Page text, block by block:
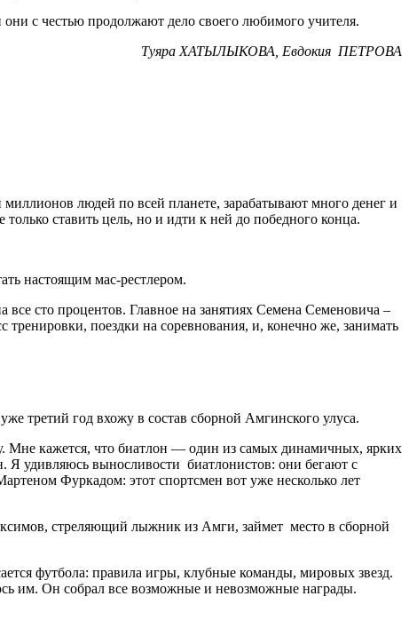
с честью продолжают дело своего любимого учителя.
Туяра ХАТЫЛЫКОВА, Евдокия ПЕТРОВА
людей по всей планете, зарабатывают много денег и
ставить цель, но и идти к ней до победного конца.
настоящим мас-рестлером.
сто процентов. Главное на занятиях Семена Семеновича –
поездки на соревнования, и, конечно же, занимать
третий год вхожу в состав сборной Амгинского улуса.
Мне кажется, что биатлон — один из самых динамичных, ярких
удивляюсь выносливости биатлонистов: они бегают с
Фуркадом: этот спортсмен вот уже несколько лет
стреляющий лыжник из Амги, займет место в сборной
футбола: правила игры, клубные команды, мировых звезд.
им. Он собрал все возможные и невозможные награды.